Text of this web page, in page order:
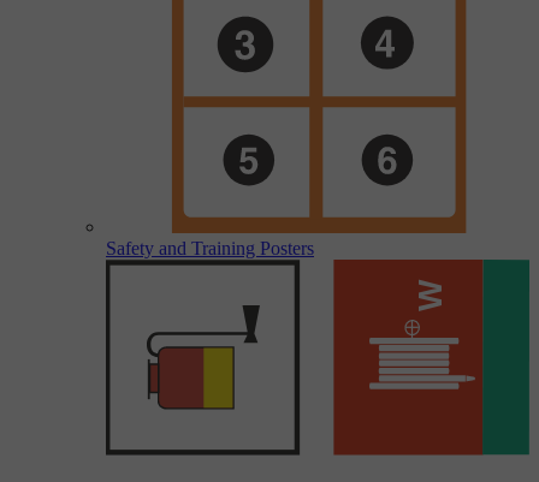
Safety and Training Posters